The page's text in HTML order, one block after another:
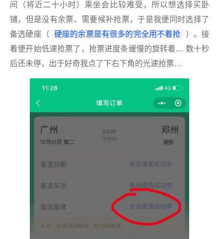
间（将近二十小时）乘坐会比较难受，所以想选择买卧
铺，但是没有余票、需要候补抢票，于是我便同时选择了
备选硬座（
硬座的余票是有很多的完全用不着抢
）。接
着便开始低速抢票了，抢票进度条缓慢的旋转着… 数十秒
后还未停，出于好奇我点了下右下角的光速抢票…